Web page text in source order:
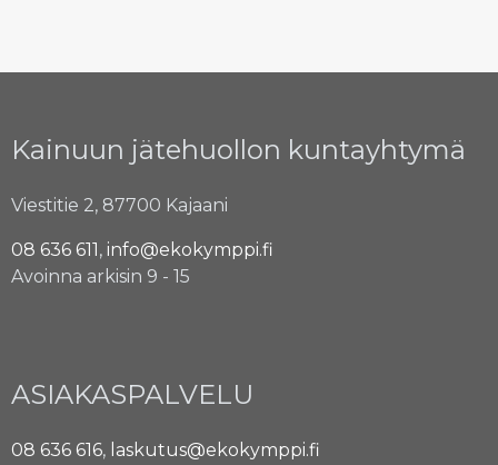
Kainuun jätehuollon kuntayhtymä
Viestitie 2, 87700 Kajaani
08 636 611, info@ekokymppi.fi
Avoinna arkisin 9 - 15
ASIAKASPALVELU
08 636 616, laskutus@ekokymppi.fi